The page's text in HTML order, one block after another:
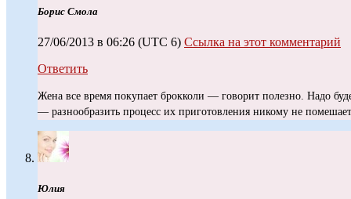
Борис Смола
27/06/2013 в 06:26 (UTC 6) Ссылка на этот комментарий
Ответить
Жена все время покупает брокколи — говорит полезно. Надо
— разнообразить процесс их приготовления никому не
Юлия